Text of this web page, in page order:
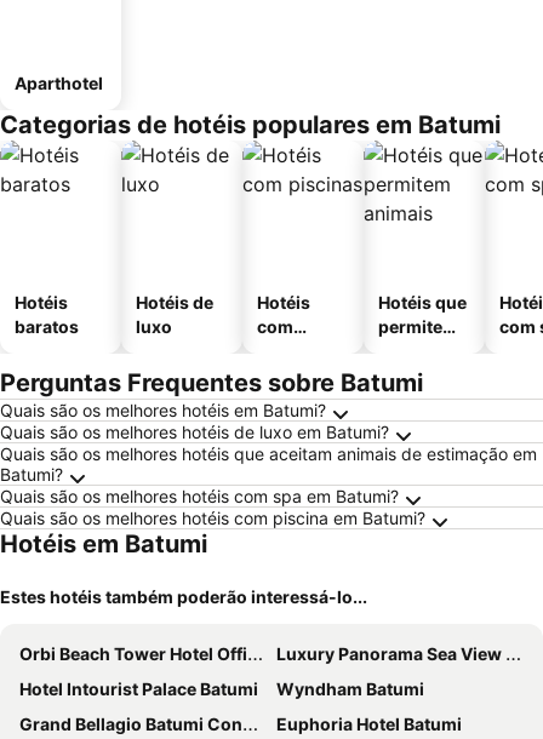
Aparthotel
Categorias de hotéis populares em Batumi
Hotéis
baratos
Hotéis de
luxo
Hotéis
com
Hotéis que
permitem
com
Perguntas Frequentes sobre Batumi
Quais são os melhores hotéis em Batumi?
Quais são os melhores hotéis de luxo em Batumi?
Quais são os melhores hotéis que aceitam animais de estimação em
Batumi?
Quais são os melhores hotéis com spa em Batumi?
Quais são os melhores hotéis com piscina em Batumi?
Hotéis em Batumi
Estes hotéis também poderão interessá-lo...
Orbi Beach Tower Hotel Official
Luxury Panorama Sea View hotel
Hotel Intourist Palace Batumi
Wyndham Batumi
Grand Bellagio Batumi Convention & Casino Hotel
Euphoria Hotel Batumi